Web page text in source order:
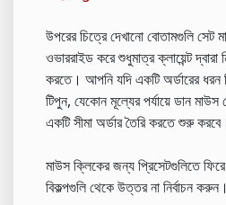
উপরের চিত্রে দেখানো বোতামগুলি সেট
ওভাররাইড করে শুধুমাত্র ক্লায়েন্ট দ্বারা
করতে। আপনি যদি একটি অর্ডারের ধরন
টিপুন, যেকোন মূল্যের পর্যায়ে ডান
একটি সীমা অর্ডার তৈরি করতে শুরু করবে।
মাউস ক্লিকের জন্য প্রিসেটগুলিতে
বিকল্পগুলি থেকে উত্তর না নির্বাচন করুন।